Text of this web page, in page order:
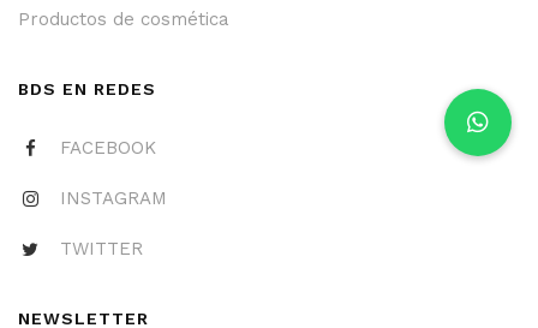
Productos de cosmética
BDS EN REDES
FACEBOOK
INSTAGRAM
TWITTER
NEWSLETTER